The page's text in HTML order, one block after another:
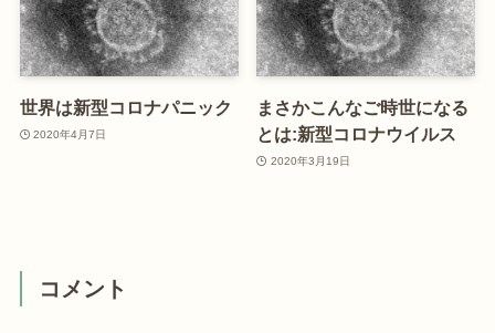
世界は新型コロナパニック
2020年4月7日
まさかこんなご時世になる
とは:新型コロナウイルス
2020年3月19日
コメント